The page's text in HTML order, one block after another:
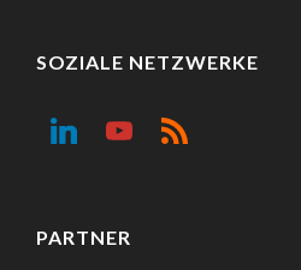
SOZIALE NETZWERKE
PARTNER